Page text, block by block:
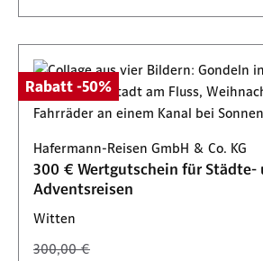
Rabatt -50%
Hafermann-Reisen GmbH & Co. KG
300 € Wertgutschein für Städte-
Adventsreisen
Witten
300,00 €